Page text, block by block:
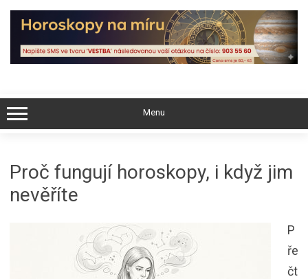
Skip
content
Menu
Proč fungují horoskopy, i když jim
nevěříte
P
ře
čt